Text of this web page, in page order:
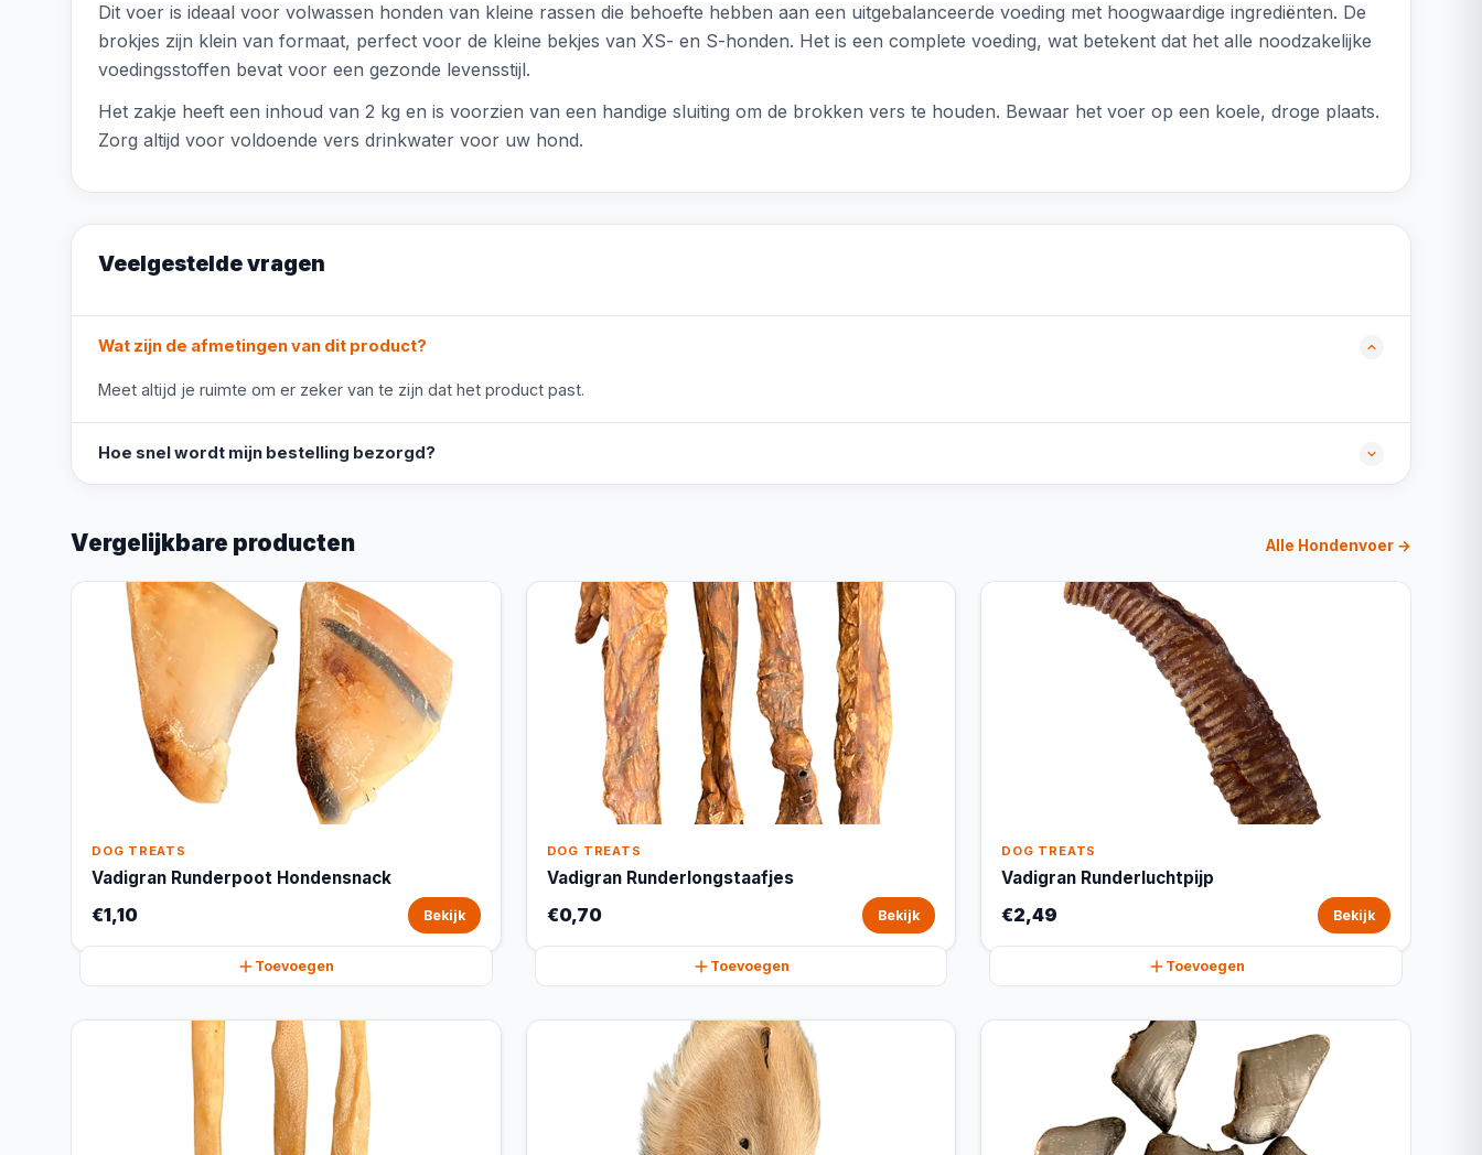
Dit voer is ideaal voor volwassen honden van kleine rassen die behoefte hebben aan een uitgebalanceerde voeding met hoogwaardige ingrediënten. De
brokjes zijn klein van formaat, perfect voor de kleine bekjes van XS- en S-honden. Het is een complete voeding, wat betekent dat het alle noodzakelijke
voedingsstoffen bevat voor een gezonde levensstijl.
Het zakje heeft een inhoud van 2 kg en is voorzien van een handige sluiting om de brokken vers te houden. Bewaar het voer op een koele, droge plaats.
Zorg altijd voor voldoende vers drinkwater voor uw hond.
Veelgestelde vragen
Wat zijn de afmetingen van dit product?
Meet altijd je ruimte om er zeker van te zijn dat het product past.
Hoe snel wordt mijn bestelling bezorgd?
Vergelijkbare producten Alle Hondenvoer →
DOG TREATS
Vadigran Runderpoot Hondensnack
€1,10 Bekijk
Toevoegen
DOG TREATS
Vadigran Runderlongstaafjes
€0,70 Bekijk
Toevoegen
DOG TREATS
Vadigran Runderluchtpijp
€2,49 Bekijk
Toevoegen